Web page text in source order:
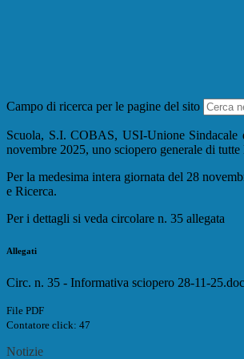
Campo di ricerca per le pagine del sito
Scuola, S.I. COBAS, USI-Unione
novembre 2025, uno sciopero generale di
Per la medesima intera giornata del 28
e Ricerca.
Per i dettagli si veda circolare n. 35 allegata
Allegati
Circ. n. 35 - Informativa sciopero 28-11-
File PDF
Contatore click: 47
Notizie